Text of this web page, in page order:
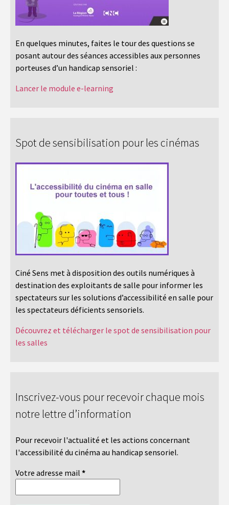
En quelques minutes, faites le tour des questions se
posant autour des séances accessibles aux personnes
porteuses d’un handicap sensoriel :
Lancer le module e-learning
Spot de sensibilisation pour les cinémas
Ciné Sens met à disposition des outils numériques à
destination des exploitants de salle pour informer les
spectateurs sur les solutions d’accessibilité en salle pour
les spectateurs déficients sensoriels.
Découvrez et télécharger le spot de sensibilisation pour
les salles
Inscrivez-vous pour recevoir chaque mois
notre lettre d’information
Pour recevoir l'actualité et les actions concernant
l'accessibilité du cinéma au handicap sensoriel.
Votre adresse mail *